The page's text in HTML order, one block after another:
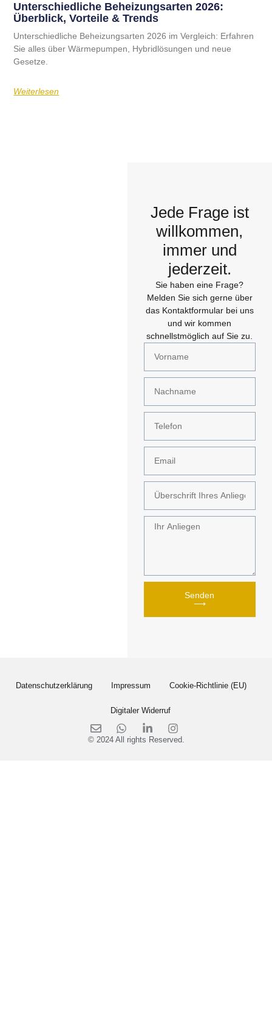
Unterschiedliche Beheizungsarten 2026:
Überblick, Vorteile & Trends
Unterschiedliche Beheizungsarten 2026 im Vergleich: Erfahren
Sie alles über Wärmepumpen, Hybridlösungen und neue
Gesetze.
Weiterlesen
Jede Frage ist
willkommen,
immer und
jederzeit.
Sie haben eine Frage?
Melden Sie sich gerne über
das Kontaktformular bei uns
und wir kommen
schnellstmöglich auf Sie zu.
Senden
⟶
Datenschutzerklärung Impressum Cookie-Richtlinie (EU)
Digitaler Widerruf
© 2024 All rights Reserved.